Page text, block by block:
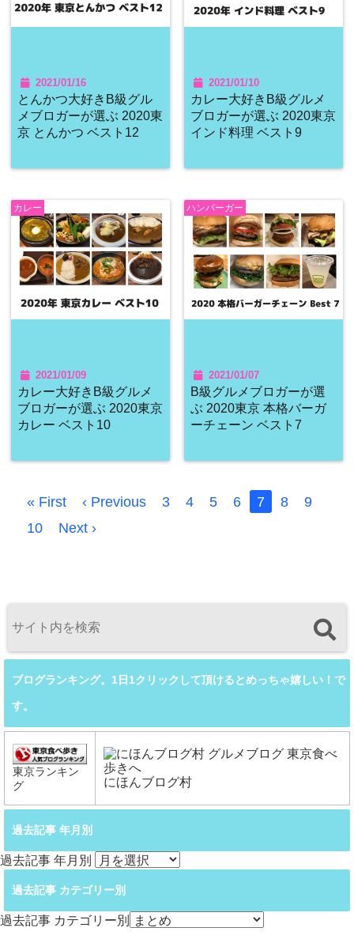
2021/01/16
とんかつ大好きB級グル
メブロガーが選ぶ 2020東
京 とんかつ ベスト12
2021/01/10
カレー大好きB級グルメ
ブロガーが選ぶ 2020東京
インド料理 ベスト9
カレー
2021/01/09
カレー大好きB級グルメ
ブロガーが選ぶ 2020東京
カレー ベスト10
ハンバーガー
2021/01/07
B級グルメブロガーが選
ぶ 2020東京 本格バーガ
ーチェーン ベスト7
« First ‹ Previous 3 4 5 6 7 8
9
10
Next ›
ブログランキング。1日1クリックして頂けるとめっちゃ嬉しい！で
す。
東京ランキン
グ
にほんブログ村
過去記事 年月別
過去記事 年月別
過去記事 カテゴリー別
過去記事 カテゴリー別